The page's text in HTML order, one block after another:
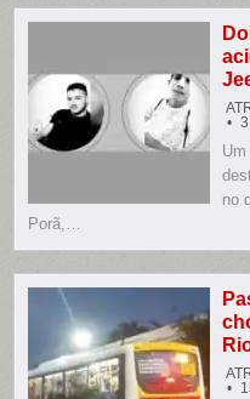
no
Porã,…